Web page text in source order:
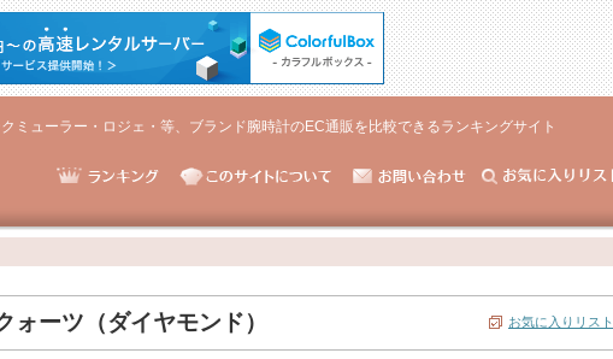
ミューラー・ロジェ・等、ブランド腕時計のEC通販を比較できるランキングサイト
ォーツ（ダイヤモンド） お気に入りリスト